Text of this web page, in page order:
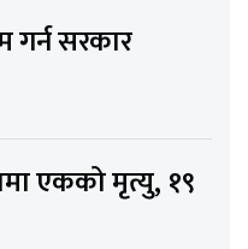
गर्न सरकार
एकको मृत्यु, १९